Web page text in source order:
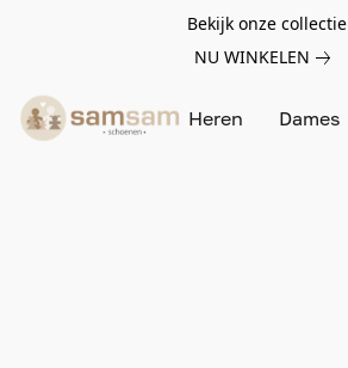
Bekijk onze collectie
NU WINKELEN
Heren Dames